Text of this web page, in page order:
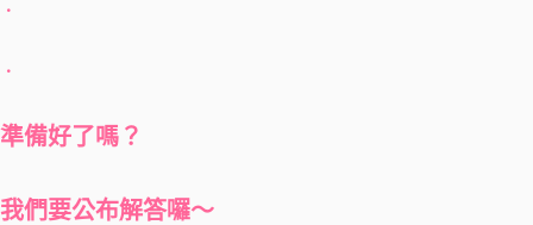
．
．
準備好了嗎？
我們要公布解答囉～